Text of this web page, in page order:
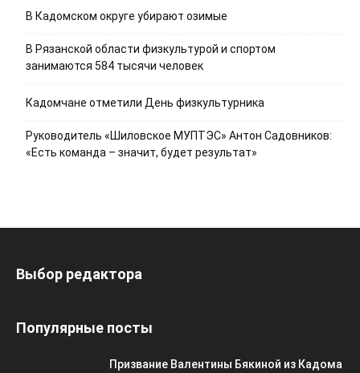
В Кадомском округе убирают озимые
В Рязанской области физкультурой и спортом
занимаются 584 тысячи человек
Кадомчане отметили День физкультурника
Руководитель «Шиловское МУПТЭС» Антон Садовников:
«Есть команда – значит, будет результат»
Выбор редактора
Популярные посты
Призвание Валентины Бякиной из Кадома